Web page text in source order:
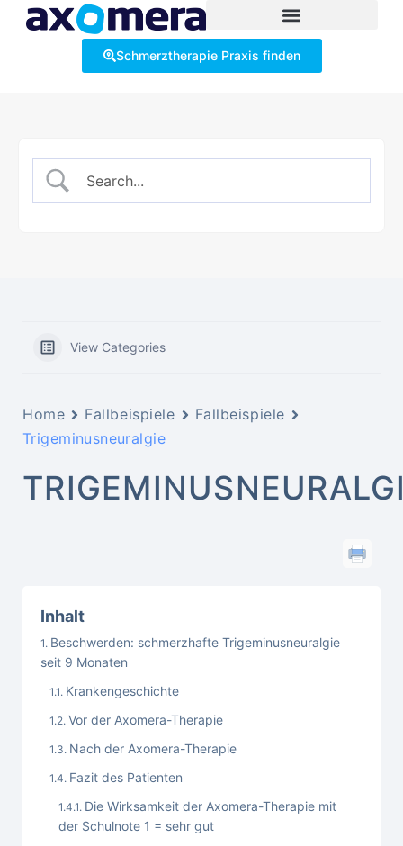
Schmerztherapie Praxis finden
View Categories
Home Fallbeispiele
Fallbeispiele
Trigeminusneuralgie
Inhalt
Beschwerden: schmerzhafte Trigeminusneuralgie
seit 9 Monaten
Krankengeschichte
Vor der Axomera-Therapie
Nach der Axomera-Therapie
Fazit des Patienten
Die Wirksamkeit der Axomera-Therapie mit
der Schulnote 1 = sehr gut